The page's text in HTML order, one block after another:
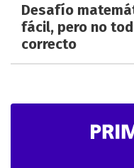
Desafío
fácil, pero no
correcto